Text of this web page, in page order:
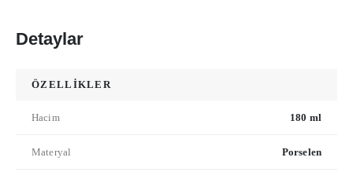
Detaylar
ÖZELLİKLER
Hacim 180 ml
Materyal Porselen